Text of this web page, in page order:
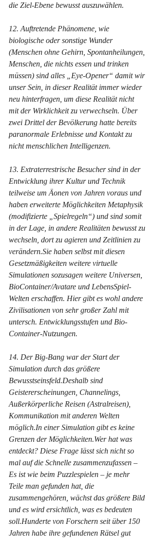
die Ziel-Ebene bewusst auszuwählen.
12. Auftretende Phänomene, wie
biologische oder sonstige Wunder
(Menschen ohne Gehirn, Spontanheilungen,
Menschen, die nichts essen und trinken
müssen) sind alles „Eye-Opener“ damit wir
unser Sein, in dieser Realität immer wieder
neu hinterfragen, um diese Realität nicht
mit der Wirklichkeit zu verwechseln. Über
zwei Drittel der Bevölkerung hatte bereits
paranormale Erlebnisse und Kontakt zu
nicht menschlichen Intelligenzen.
13. Extraterrestrische Besucher sind in der
Entwicklung ihrer Kultur und Technik
teilweise um Äonen von Jahren voraus und
haben erweiterte Möglichkeiten Metaphysik
(modifizierte „Spielregeln“) und sind somit
in der Lage, in andere Realitäten bewusst zu
wechseln, dort zu agieren und Zeitlinien zu
verändern.Sie haben selbst mit diesen
Gesetzmäßigkeiten weitere virtuelle
Simulationen sozusagen weitere Universen,
BioContainer/Avatare und LebensSpiel-
Welten erschaffen. Hier gibt es wohl andere
Zivilisationen von sehr großer Zahl mit
untersch. Entwicklungsstufen und Bio-
Container-Nutzungen.
14. Der Big-Bang war der Start der
Simulation durch das größere
Bewusstseinsfeld.Deshalb sind
Geistererscheinungen, Channelings,
Außerkörperliche Reisen (Astralreisen),
Kommunikation mit anderen Welten
möglich.In einer Simulation gibt es keine
Grenzen der Möglichkeiten.Wer hat was
entdeckt? Diese Frage lässt sich nicht so
mal auf die Schnelle zusammenzufassen –
Es ist wie beim Puzzlespielen – je mehr
Teile man gefunden hat, die
zusammengehören, wächst das größere Bild
und es wird ersichtlich, was es bedeuten
soll.Hunderte von Forschern seit über 150
Jahren habe ihre gefundenen Rätsel gut